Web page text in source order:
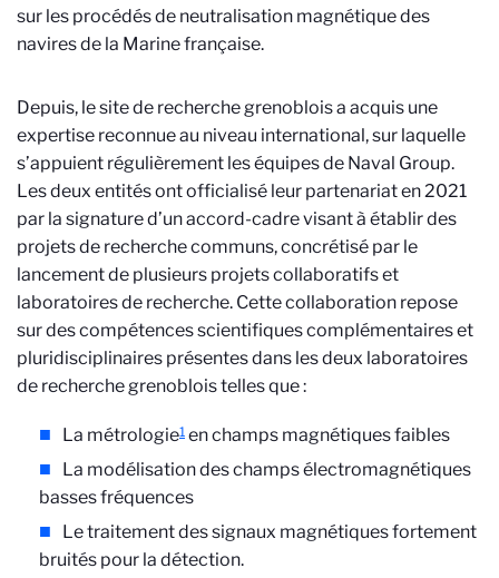
sur les procédés de neutralisation magnétique des
navires de la Marine française.
Depuis, le site de recherche grenoblois a acquis une
expertise reconnue au niveau international, sur laquelle
s’appuient régulièrement les équipes de Naval Group.
Les deux entités ont officialisé leur partenariat en 2021
par la signature d’un accord-cadre visant à établir des
projets de recherche communs, concrétisé par le
lancement de plusieurs projets collaboratifs et
laboratoires de recherche. Cette collaboration repose
sur des compétences scientifiques complémentaires et
pluridisciplinaires présentes dans les deux laboratoires
de recherche grenoblois telles que :
La métrologie1 en champs magnétiques faibles
La modélisation des champs électromagnétiques
basses fréquences
Le traitement des signaux magnétiques fortement
bruités pour la détection.